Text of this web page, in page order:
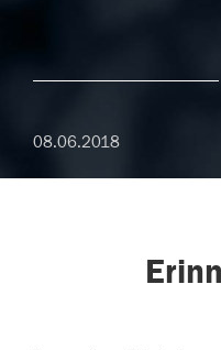
08.06.2018